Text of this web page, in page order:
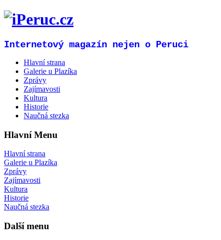
Internetový magazín nejen o Peruci
Hlavní strana
Galerie u Plazíka
Zprávy
Zajímavosti
Kultura
Historie
Naučná stezka
Hlavní Menu
Hlavní strana
Galerie u Plazíka
Zprávy
Zajímavosti
Kultura
Historie
Naučná stezka
Další menu